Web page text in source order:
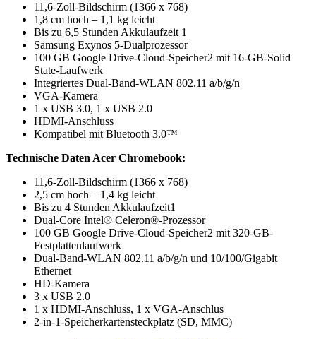
11,6-Zoll-Bildschirm (1366 x 768)
1,8 cm hoch – 1,1 kg leicht
Bis zu 6,5 Stunden Akkulaufzeit 1
Samsung Exynos 5-Dualprozessor
100 GB Google Drive-Cloud-Speicher2 mit 16-GB-Solid
State-Laufwerk
Integriertes Dual-Band-WLAN 802.11 a/b/g/n
VGA-Kamera
1 x USB 3.0, 1 x USB 2.0
HDMI-Anschluss
Kompatibel mit Bluetooth 3.0™
Technische Daten Acer Chromebook:
11,6-Zoll-Bildschirm (1366 x 768)
2,5 cm hoch – 1,4 kg leicht
Bis zu 4 Stunden Akkulaufzeit1
Dual-Core Intel® Celeron®-Prozessor
100 GB Google Drive-Cloud-Speicher2 mit 320-GB-
Festplattenlaufwerk
Dual-Band-WLAN 802.11 a/b/g/n und 10/100/Gigabit
Ethernet
HD-Kamera
3 x USB 2.0
1 x HDMI-Anschluss, 1 x VGA-Anschlus
2-in-1-Speicherkartensteckplatz (SD, MMC)